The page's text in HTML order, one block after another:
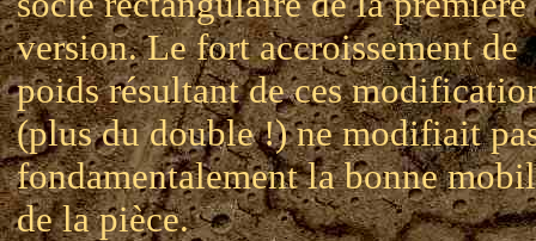
version. Le fort accroissement de
poids résultant de ces
(plus du double !) ne modifiait
fondamentalement la bonne
de la pièce.